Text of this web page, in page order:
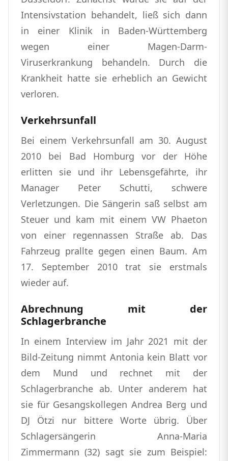
Intensivstation behandelt, ließ sich dann
in einer Klinik in Baden-Württemberg
wegen einer Magen-Darm-
Viruserkrankung behandeln. Durch die
Krankheit hatte sie erheblich an Gewicht
verloren.
Verkehrsunfall
Bei einem Verkehrsunfall am 30. August
2010 bei Bad Homburg vor der Höhe
erlitten sie und ihr Lebensgefährte, ihr
Manager Peter Schutti, schwere
Verletzungen. Die Sängerin saß selbst am
Steuer und kam mit einem VW Phaeton
von einer regennassen Straße ab. Das
Fahrzeug prallte gegen einen Baum. Am
17. September 2010 trat sie erstmals
wieder auf.
Abrechnung mit der
Schlagerbranche
In einem Interview im Jahr 2021 mit der
Bild-Zeitung nimmt Antonia kein Blatt vor
dem Mund und rechnet mit der
Schlagerbranche ab. Unter anderem hat
sie für Gesangskollegen Andrea Berg und
DJ Ötzi nur bittere Worte übrig. Über
Schlagersängerin Anna-Maria
Zimmermann (32) sagt sie zum Beispiel: